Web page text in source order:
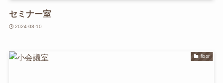
セミナー室
2024-08-10
floor